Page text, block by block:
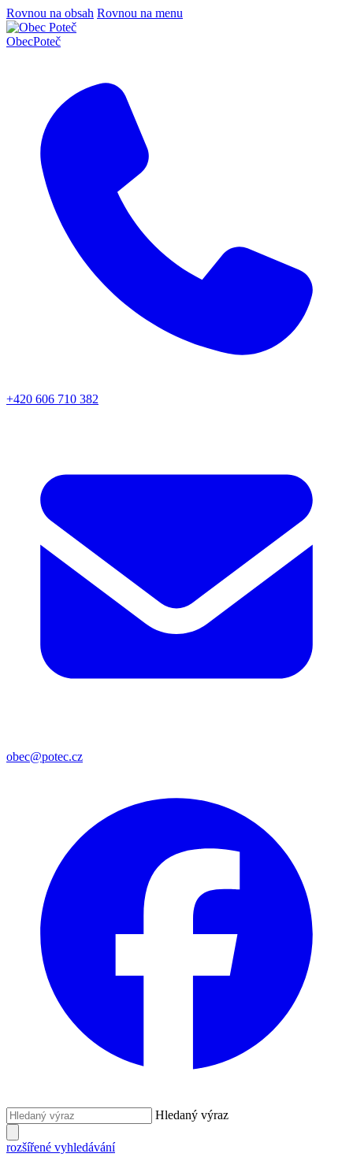
Rovnou na obsah Rovnou na menu
ObecPoteč
+420 606 710 382
obec@potec.cz
Hledaný výraz
rozšířené vyhledávání